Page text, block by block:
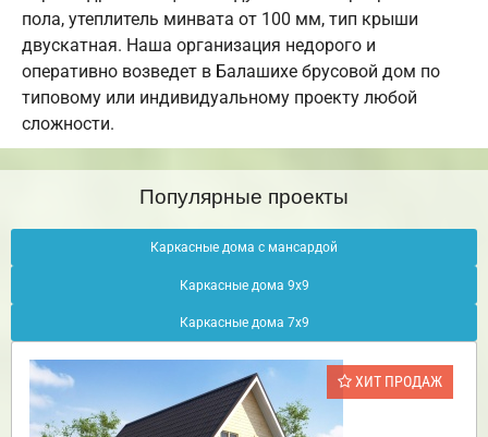
пола, утеплитель минвата от 100 мм, тип крыши
двускатная. Наша организация недорого и
оперативно возведет в Балашихе брусовой дом по
типовому или индивидуальному проекту любой
сложности.
Популярные проекты
Каркасные дома с мансардой
Каркасные дома 9х9
Каркасные дома 7х9
ХИТ ПРОДАЖ